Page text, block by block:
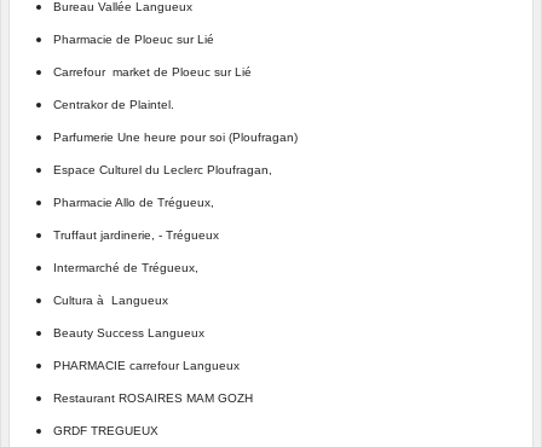
Bureau Vallée Langueux
Pharmacie de Ploeuc sur Lié
Carrefour market de Ploeuc sur Lié
Centrakor de Plaintel.
Parfumerie Une heure pour soi (Ploufragan)
Espace Culturel du Leclerc Ploufragan,
Pharmacie Allo de Trégueux,
Truffaut jardinerie, - Trégueux
Intermarché de Trégueux,
Cultura à Langueux
Beauty Success Langueux
PHARMACIE carrefour Langueux
Restaurant ROSAIRES MAM GOZH
GRDF TREGUEUX